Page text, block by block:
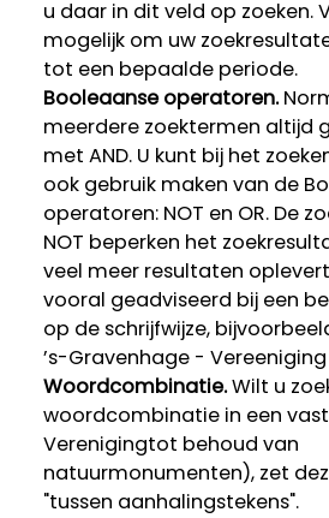
u daar in dit veld op zoeken.
mogelijk om uw
tot een bepaalde periode.
Booleaanse operatoren.
meerdere zoektermen altijd
met AND. U kunt bij het
ook gebruik maken van de
operatoren: NOT en OR. De
NOT beperken het
veel meer resultaten
vooral geadviseerd bij een
op de schrijfwijze,
’s-Gravenhage -
Woordcombinatie.Wilt u
woordcombinatie in een
Verenigingtot behoud van
natuurmonumenten), zet
"tussen aanhalingstekens".